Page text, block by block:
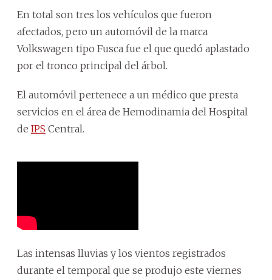
En total son tres los vehículos que fueron
afectados, pero un automóvil de la marca
Volkswagen tipo Fusca fue el que quedó aplastado
por el tronco principal del árbol.
El automóvil pertenece a un médico que presta
servicios en el área de Hemodinamia del Hospital
de IPS Central.
Las intensas lluvias y los vientos registrados
durante el temporal que se produjo este viernes